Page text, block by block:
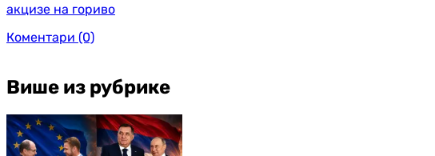
акцизе на гориво
Коментари (0)
Више из рубрике